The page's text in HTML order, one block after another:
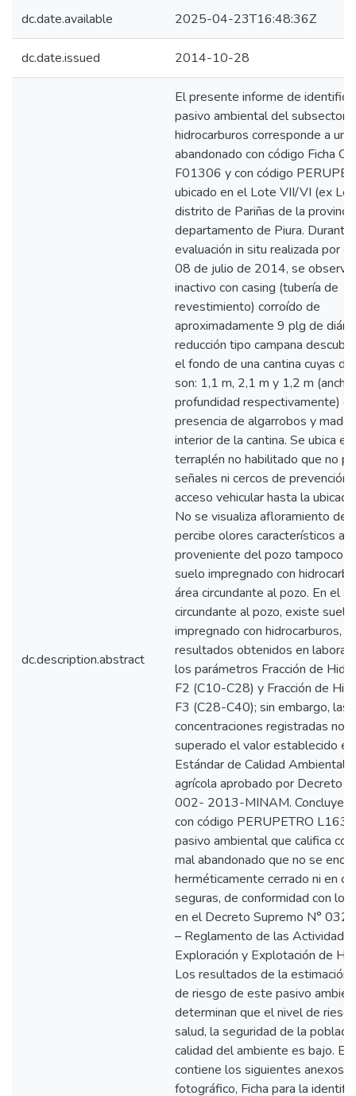
dc.date.available 2025-04-23T16:48:36Z
dc.date.issued 2014-10-28
dc.description.abstract
El presente informe de
pasivo ambiental del subsector
hidrocarburos corresponde a un
abandonado con código Ficha
F01306 y con código
ubicado en el Lote VII/VI (ex
distrito de Pariñas de la
departamento de Piura. Durante
evaluación in situ realizada por
08 de julio de 2014, se observó
inactivo con casing (tubería de
revestimiento) corroído de
aproximadamente 9 plg de
reducción tipo campana
el fondo de una cantina cuyas
son: 1,1 m, 2,1 m y 1,2 m
profundidad respectivamente)
presencia de algarrobos y
interior de la cantina. Se ubica en
terraplén no habilitado que no
señales ni cercos de prevención
acceso vehicular hasta la
No se visualiza afloramiento de
percibe olores característicos a
proveniente del pozo tampoco
suelo impregnado con
área circundante al pozo. En el
circundante al pozo, existe suelo
impregnado con hidrocarburos,
resultados obtenidos en
los parámetros Fracción de
F2 (C10-C28) y Fracción de
F3 (C28-C40); sin embargo, las
concentraciones registradas no
superado el valor establecido
Estándar de Calidad Ambiental
agrícola aprobado por Decreto
002- 2013-MINAM. Concluye
con código PERUPETRO
pasivo ambiental que califica
mal abandonado que no se
herméticamente cerrado ni en
seguras, de conformidad con lo
en el Decreto Supremo N°
– Reglamento de las
Exploración y Explotación de
Los resultados de la estimación
de riesgo de este pasivo
determinan que el nivel de
salud, la seguridad de la
calidad del ambiente es bajo. El
contiene los siguientes anexos:
fotográfico, Ficha para la